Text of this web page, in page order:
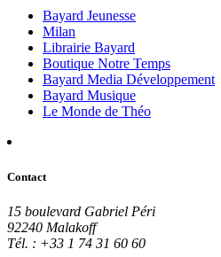
Bayard Jeunesse
Milan
Librairie Bayard
Boutique Notre Temps
Bayard Media Développement
Bayard Musique
Le Monde de Théo
Contact
15 boulevard Gabriel Péri
92240 Malakoff
Tél. : +33 1 74 31 60 60